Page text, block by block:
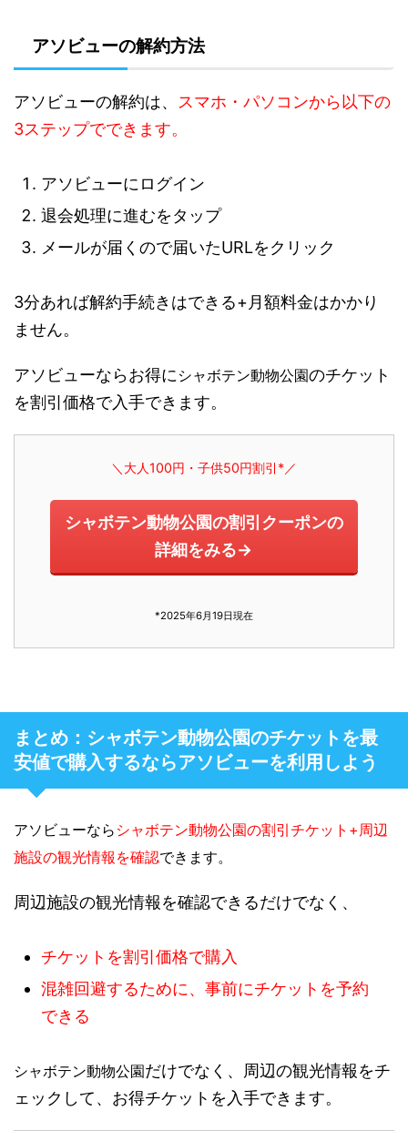
アソビューの解約方法
アソビューの解約は、 スマホ・パソコンから以下の
3ステップでできます。
アソビューにログイン
退会処理に進むをタップ
メールが届くので届いたURLをクリック
3分あれば解約手続きはできる+月額料金はかかり
ません。
アソビューならお得にシャボテン動物公園のチケット
を割引価格で入手できます。
＼大人100円・子供50円割引*／
シャボテン動物公園の割引クーポンの
詳細をみる→
*2025年6月19日現在
まとめ：シャボテン動物公園のチケットを最
安値で購入するならアソビューを利用しよう
アソビューなら シャボテン動物公園の割引チケット+周辺
施設の観光情報を確認できます。
周辺施設の観光情報を確認できるだけでなく、
チケットを割引価格で購入
混雑回避するために、事前にチケットを予約
できる
シャボテン動物公園だけでなく、周辺の観光情報をチ
ェックして、お得チケットを入手できます。